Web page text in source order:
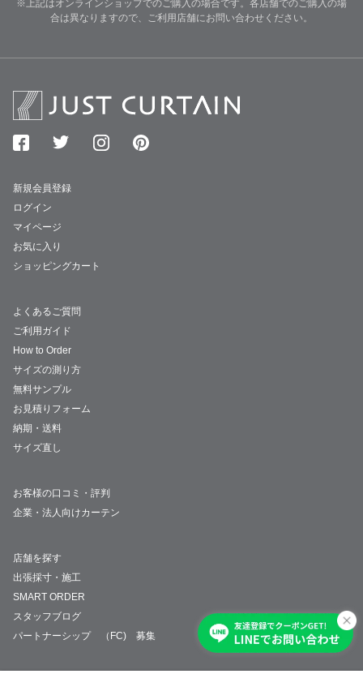
※上記はオンラインショップでのご購入の場合です。各店舗でのご購入の場
合は異なりますので、ご利用店舗にお問い合わせください。
新規会員登録
ログイン
マイページ
お気に入り
ショッピングカート
よくあるご質問
ご利用ガイド
How to Order
サイズの測り方
無料サンプル
お見積りフォーム
納期・送料
サイズ直し
お客様の口コミ・評判
企業・法人向けカーテン
店舗を探す
出張採寸・施工
SMART ORDER
スタッフブログ
パートナーシップ （FC) 募集